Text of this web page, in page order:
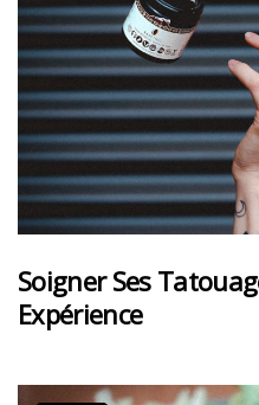
Soigner Ses
Expérience